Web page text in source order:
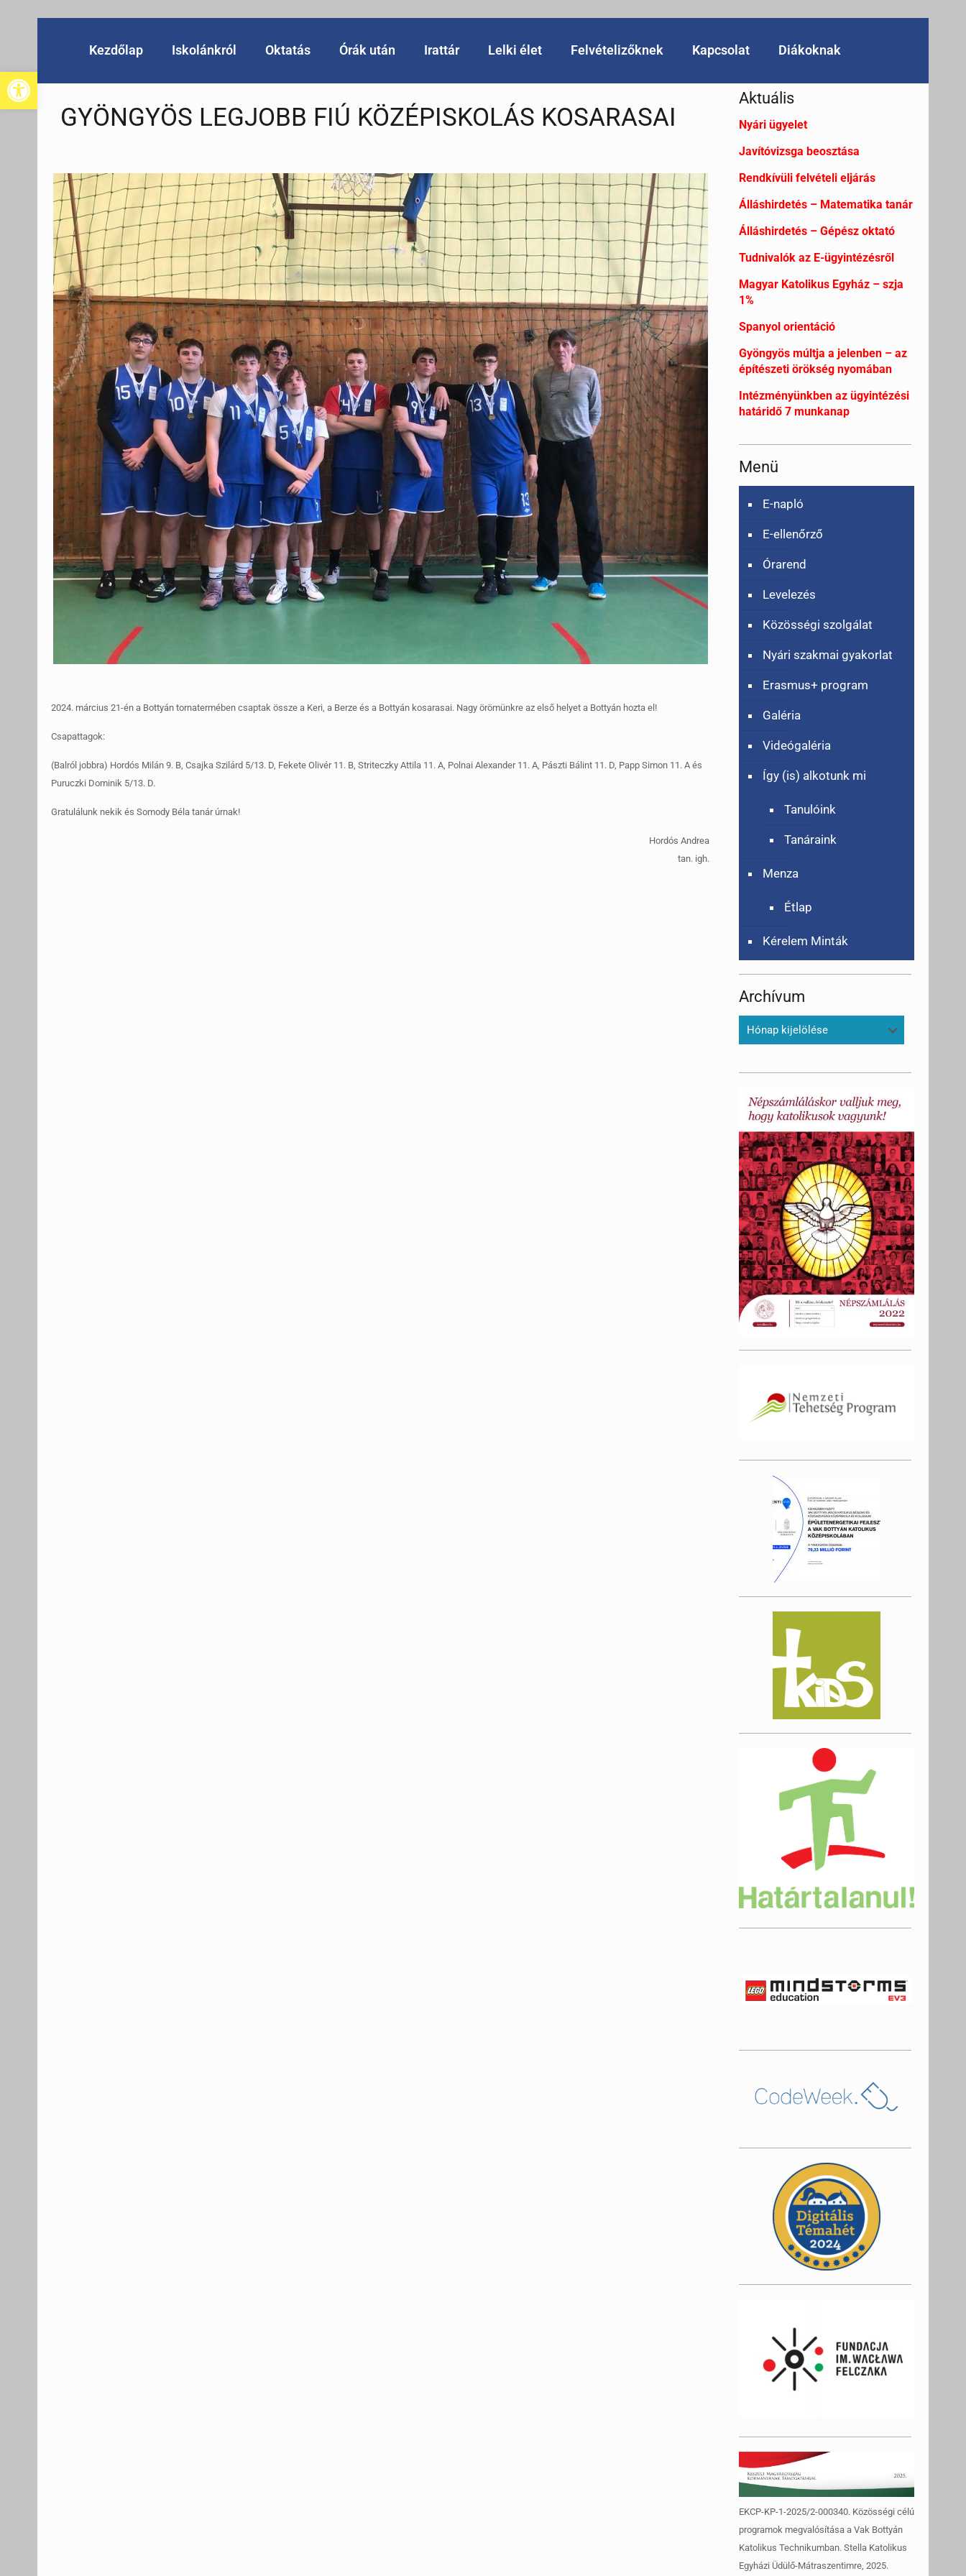
Eszköztár megnyitása
Kezdőlap Iskolánkról Oktatás Órák után Irattár Lelki élet Felvételizőknek Kapcsolat Diákoknak
GYÖNGYÖS LEGJOBB FIÚ KÖZÉPISKOLÁS KOSARASAI
2024. március 21-én a Bottyán tornatermében csaptak össze a Keri, a Berze és a Bottyán kosarasai. Nagy örömünkre az első helyet a Bottyán hozta el!
Csapattagok:
(Balról jobbra) Hordós Milán 9. B, Csajka Szilárd 5/13. D, Fekete Olivér 11. B, Striteczky Attila 11. A, Polnai Alexander 11. A, Pászti Bálint 11. D, Papp Simon 11. A és
Puruczki Dominik 5/13. D.
Gratulálunk nekik és Somody Béla tanár úrnak!
Hordós Andrea
tan. igh.
Aktuális
Nyári ügyelet
Javítóvizsga beosztása
Rendkívüli felvételi eljárás
Álláshirdetés – Matematika tanár
Álláshirdetés – Gépész oktató
Tudnivalók az E-ügyintézésről
Magyar Katolikus Egyház – szja
1%
Spanyol orientáció
Gyöngyös múltja a jelenben – az
építészeti örökség nyomában
Intézményünkben az ügyintézési
határidő 7 munkanap
Menü
E-napló
E-ellenőrző
Órarend
Levelezés
Közösségi szolgálat
Nyári szakmai gyakorlat
Erasmus+ program
Galéria
Videógaléria
Így (is) alkotunk mi
Tanulóink
Tanáraink
Menza
Étlap
Kérelem Minták
Archívum
Archívum
EKCP-KP-1-2025/2-000340. Közösségi célú
programok megvalósítása a Vak Bottyán
Katolikus Technikumban. Stella Katolikus
Egyházi Üdülő-Mátraszentimre, 2025.